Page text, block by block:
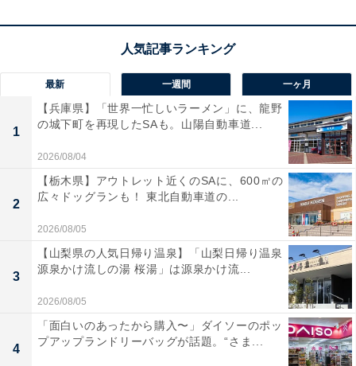
「高湯温泉 花月ハイランドホテル」は、標高800mの高
台に位置し、福島市街を一望できるパノラマビューが自
慢の宿です。温泉は「源泉かけ流し宣言」をした高湯温
泉の硫黄泉を、24時間贅沢に堪能できます。食事は地元
の旬の食材を活かした会席料理が提供され、目と舌の両
最新 一週間 一ヶ月
1
【兵庫県】「世界一忙しいラーメン」に、龍野
の城下町を再現したSAも。山陽自動車道...
2026/08/04
2
【栃木県】アウトレット近くのSAに、600㎡の
広々ドッグランも！ 東北自動車道の...
2026/08/05
3
【山梨県の人気日帰り温泉】「山梨日帰り温泉
源泉かけ流しの湯 桜湯」は源泉かけ流...
2026/08/05
4
「面白いのあったから購入〜」ダイソーのポッ
プアップランドリーバッグが話題。“さま...